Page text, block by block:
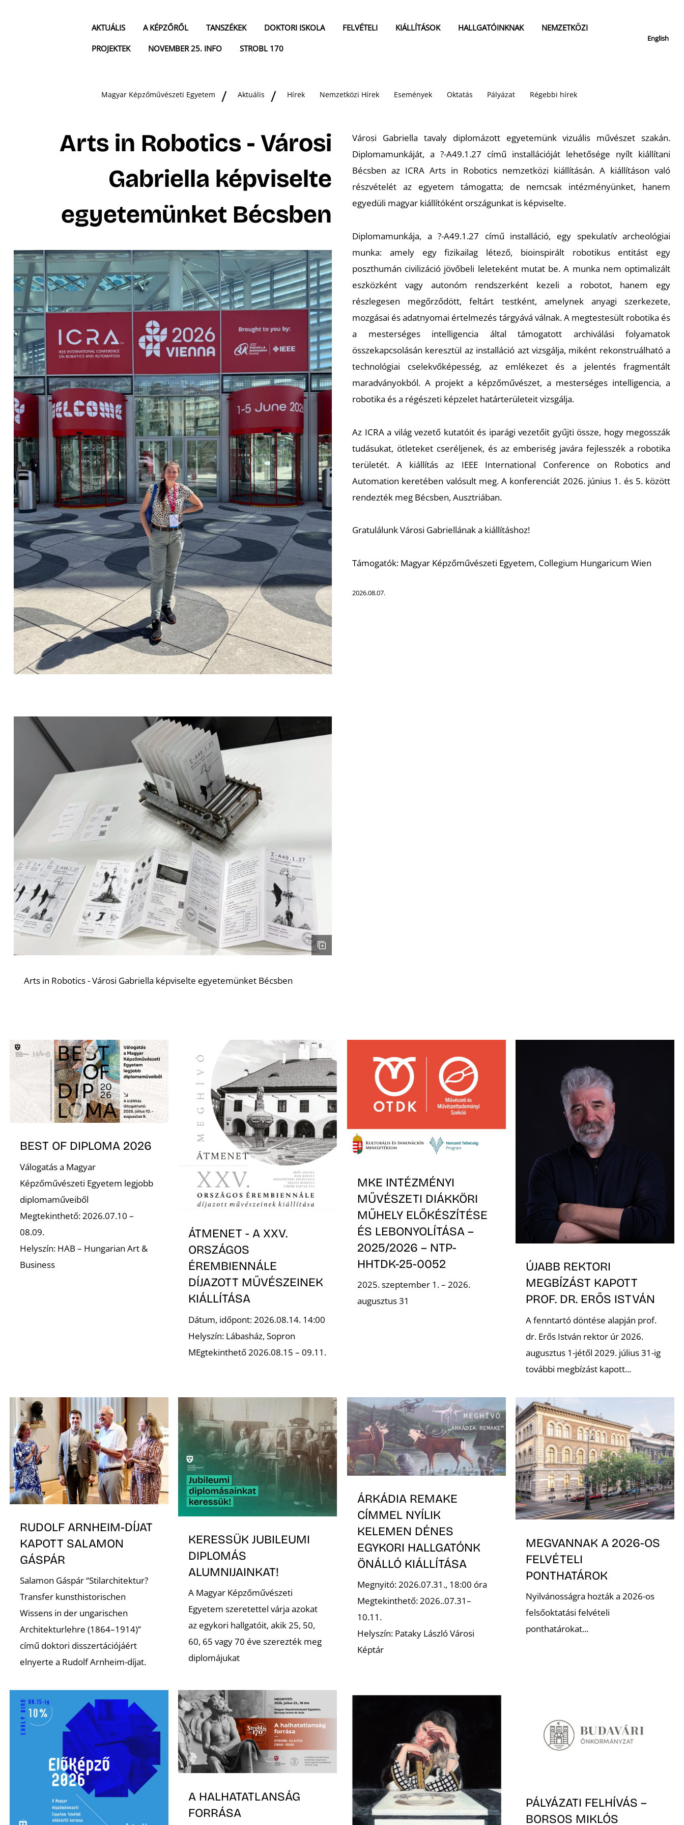
AKTUÁLIS A KÉPZŐRŐL TANSZÉKEK DOKTORI ISKOLA FELVÉTELI KIÁLLÍTÁSOK HALLGATÓINKNAK
NEMZETKÖZI
PROJEKTEK
NOVEMBER 25. INFO STROBL 170
English
Magyar Képzőművészeti Egyetem Aktuális Hírek Nemzetközi Hírek Események Oktatás Pályázat Régebbi hírek
Arts in Robotics - Városi
Gabriella képviselte
egyetemünket Bécsben
Arts in Robotics - Városi Gabriella képviselte egyetemünket Bécsben
Városi Gabriella tavaly diplomázott egyetemünk vizuális művészet szakán.
Diplomamunkáját, a ?-A49.1.27 című installációját lehetősége nyílt kiállítani
Bécsben az ICRA Arts in Robotics nemzetközi kiállításán. A kiállításon való
részvételét az egyetem támogatta; de nemcsak intézményünket, hanem
egyedüli magyar kiállítóként országunkat is képviselte.
Diplomamunkája, a ?-A49.1.27 című installáció, egy spekulatív archeológiai
munka: amely egy fizikailag létező, bioinspirált robotikus entitást egy
poszthumán civilizáció jövőbeli leleteként mutat be. A munka nem optimalizált
eszközként vagy autonóm rendszerként kezeli a robotot, hanem egy
részlegesen megőrződött, feltárt testként, amelynek anyagi szerkezete,
mozgásai és adatnyomai értelmezés tárgyává válnak. A megtestesült robotika és
a mesterséges intelligencia által támogatott archiválási folyamatok
összekapcsolásán keresztül az installáció azt vizsgálja, miként rekonstruálható a
technológiai cselekvőképesség, az emlékezet és a jelentés fragmentált
maradványokból. A projekt a képzőművészet, a mesterséges intelligencia, a
robotika és a régészeti képzelet határterületeit vizsgálja.
Az ICRA a világ vezető kutatóit és iparági vezetőit gyűjti össze, hogy megosszák
tudásukat, ötleteket cseréljenek, és az emberiség javára fejlesszék a robotika
területét. A kiállítás az IEEE International Conference on Robotics and
Automation keretében valósult meg. A konferenciát 2026. június 1. és 5. között
rendezték meg Bécsben, Ausztriában.
Gratulálunk Városi Gabriellának a kiállításhoz!
Támogatók: Magyar Képzőművészeti Egyetem, Collegium Hungaricum Wien
2026.08.07.
BEST OF DIPLOMA 2026
Válogatás a Magyar
Képzőművészeti Egyetem legjobb
diplomaműveiből
Megtekinthető: 2026.07.10 –
08.09.
Helyszín: HAB – Hungarian Art &
Business
ÁTMENET - A XXV.
ORSZÁGOS
ÉREMBIENNÁLE
DÍJAZOTT MŰVÉSZEINEK
KIÁLLÍTÁSA
Dátum, időpont: 2026.08.14. 14:00
Helyszín: Lábasház, Sopron
MEgtekinthető 2026.08.15 – 09.11.
MKE INTÉZMÉNYI
MŰVÉSZETI DIÁKKÖRI
MŰHELY ELŐKÉSZÍTÉSE
ÉS LEBONYOLÍTÁSA –
2025/2026 – NTP-
HHTDK-25-0052
2025. szeptember 1. – 2026.
augusztus 31
ÚJABB REKTORI
MEGBÍZÁST KAPOTT
PROF. DR. ERŐS ISTVÁN
A fenntartó döntése alapján prof.
dr. Erős István rektor úr 2026.
augusztus 1-jétől 2029. július 31-ig
további megbízást kapott...
RUDOLF ARNHEIM-DÍJAT
KAPOTT SALAMON
GÁSPÁR
Salamon Gáspár “Stilarchitektur?
Transfer kunsthistorischen
Wissens in der ungarischen
Architekturlehre (1864–1914)”
című doktori disszertációjáért
elnyerte a Rudolf Arnheim-díjat.
KERESSÜK JUBILEUMI
DIPLOMÁS
ALUMNIJAINKAT!
A Magyar Képzőművészeti
Egyetem szeretettel várja azokat
az egykori hallgatóit, akik 25, 50,
60, 65 vagy 70 éve szerezték meg
diplomájukat
ÁRKÁDIA REMAKE
CÍMMEL NYÍLIK
KELEMEN DÉNES
EGYKORI HALLGATÓNK
ÖNÁLLÓ KIÁLLÍTÁSA
Megnyitó: 2026.07.31., 18:00 óra
Megtekinthető: 2026..07.31–
10.11.
Helyszín: Pataky László Városi
Képtár
MEGVANNAK A 2026-OS
FELVÉTELI
PONTHATÁROK
Nyilvánosságra hozták a 2026-os
felsőoktatási felvételi
ponthatárokat...
A HALHATATLANSÁG
FORRÁSA
PÁLYÁZATI FELHÍVÁS –
BORSOS MIKLÓS